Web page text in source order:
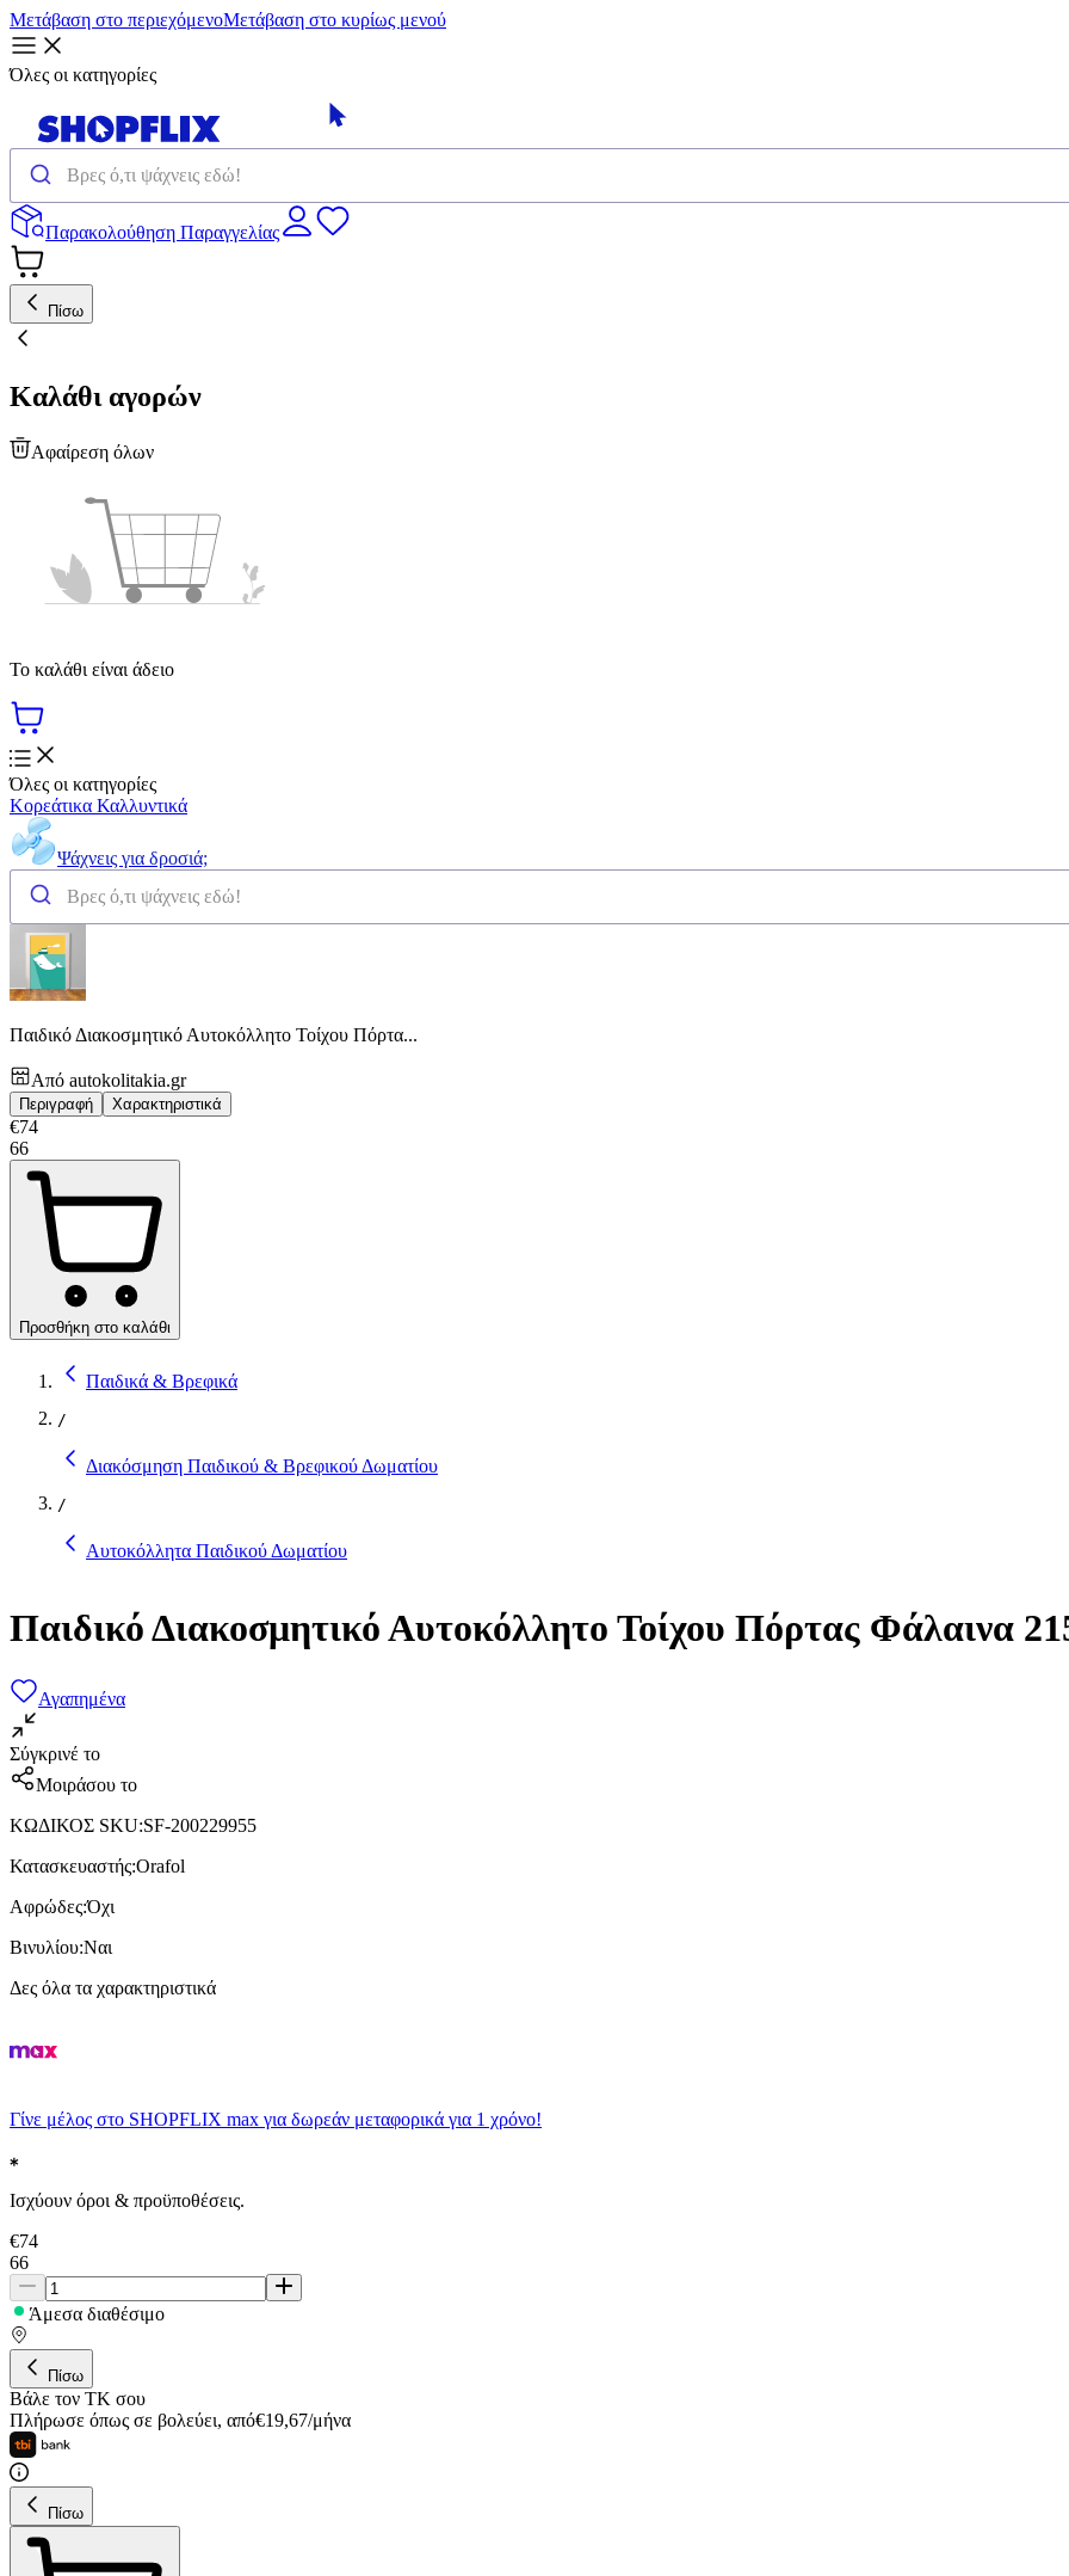
Μετάβαση στο περιεχόμενοΜετάβαση στο κυρίως μενού
Όλες οι κατηγορίες
Παρακολούθηση Παραγγελίας
Πίσω
Καλάθι αγορών
Αφαίρεση όλων
Το καλάθι είναι άδειο
Όλες οι κατηγορίες
Κορεάτικα Καλλυντικά
Ψάχνεις για δροσιά;
Παιδικό Διακοσμητικό Αυτοκόλλητο Τοίχου Πόρτα...
Από autokolitakia.gr
Περιγραφή Χαρακτηριστικά
€74
66
Προσθήκη στο καλάθι
Παιδικά & Βρεφικά
/
Διακόσμηση Παιδικού & Βρεφικού Δωματίου
/
Αυτοκόλλητα Παιδικού Δωματίου
Παιδικό Διακοσμητικό Αυτοκόλλητο Τοίχου Πόρτας Φάλαινα
Αγαπημένα
Σύγκρινέ το
Μοιράσου το
ΚΩΔΙΚΟΣ SKU:SF-200229955
Κατασκευαστής:Orafol
Αφρώδες:Όχι
Βινυλίου:Ναι
Δες όλα τα χαρακτηριστικά
Γίνε μέλος στο SHOPFLIX max για δωρεάν μεταφορικά για 1 χρόνο!
Ισχύουν όροι & προϋποθέσεις.
€74
66
Άμεσα διαθέσιμο
Πίσω
Βάλε τον ΤΚ σου
Πλήρωσε όπως σε βολεύει, από€19,67/μήνα
Πίσω